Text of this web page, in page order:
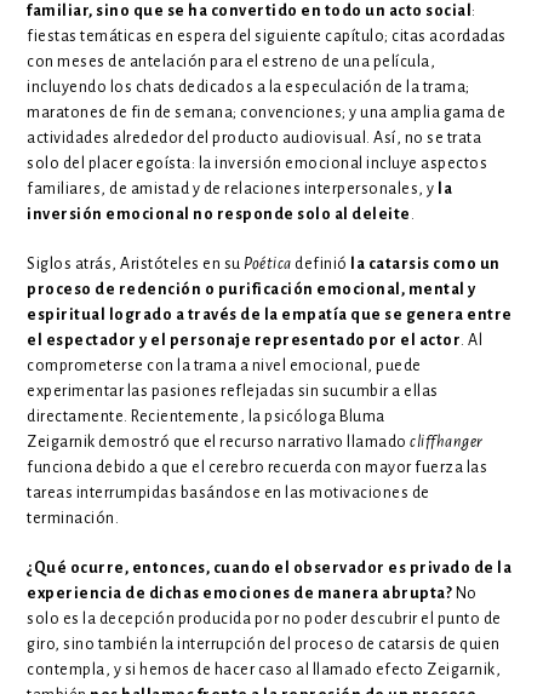
familiar, sino que se ha convertido en todo un acto social :
fiestas temáticas en espera del siguiente capítulo; citas acordadas
con meses de antelación para el estreno de una película,
incluyendo los chats dedicados a la especulación de la trama;
maratones de fin de semana; convenciones; y una amplia gama de
actividades alrededor del producto audiovisual. Así, no se trata
solo del placer egoísta: la inversión emocional incluye aspectos
familiares, de amistad y de relaciones interpersonales, y
la
inversión emocional no responde solo al deleite .
Siglos atrás, Aristóteles en su Poética definió
la catarsis como un
proceso de redención o purificación emocional, mental y
espiritual logrado a través de la empatía que se genera entre
el espectador y el personaje representado por el actor. Al
comprometerse con la trama a nivel emocional, puede
experimentar las pasiones reflejadas sin sucumbir a ellas
directamente. Recientemente, la psicóloga Bluma
Zeigarnik demostró que el recurso narrativo llamadocliffhanger
funciona debido a que el cerebro recuerda con mayor fuerza las
tareas interrumpidas basándose en las motivaciones de
terminación.
¿Qué ocurre, entonces, cuando el observador es privado de la
experiencia de dichas emociones de manera abrupta? No
solo es la decepción producida por no poder descubrir el punto de
giro, sino también la interrupción del proceso de catarsis de quien
contempla, y si hemos de hacer caso al llamado efecto Zeigarnik,